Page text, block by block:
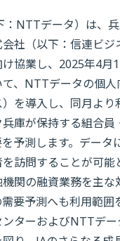
NTTデータ）は、
社（以下：信連ビ
協業し、2025年4月
て、NTTデータの個
を導入し、同月より
庫が保持する組合
予測します。デー
訪問することが可能
関の融資業務を主
要予測へも利用範囲
ターおよびNTTデ